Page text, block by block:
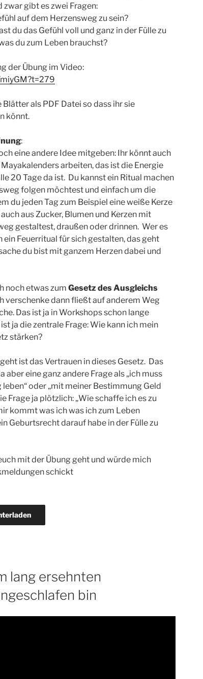
gibt es zwei Fragen:
auf dem Herzensweg zu sein?
du das Gefühl voll und ganz in der Fülle zu
du zum Leben brauchst?
der Übung im Video:
als PDF Datei so dass ihr sie
könnt.
:
eine andere Idee mitgeben: Ihr könnt auch
Mayakalenders arbeiten, das ist die Energie
20 Tage da ist. Du kannst ein Ritual machen
folgen möchtest und einfach um die
du jeden Tag zum Beispiel eine weiße Kerze
aus Zucker, Blumen und Kerzen mit
gestaltest, draußen oder drinnen. Wer es
ein Feuerritual für sich gestalten, das geht
du bist mit ganzem Herzen dabei und
noch etwas zum Gesetz des Ausgleichs
verschenke dann fließt auf anderem Weg
Das ist ja in Workshops schon lange
ja die zentrale Frage: Wie kann ich mein
stärken?
ist das Vertrauen in dieses Gesetz. Das
aber eine ganz andere Frage als „ich muss
oder „mit meiner Bestimmung Geld
Frage ja plötzlich: „Wie schaffe ich es zu
kommt was ich was ich zum Leben
Geburtsrecht darauf habe in der Fülle zu
mit der Übung geht und würde mich
schickt
lang ersehnten
bin